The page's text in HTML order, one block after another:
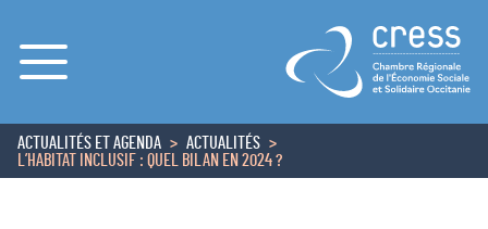
Menu
ACCUEIL
ACTUALITÉS ET AGENDA
ACTUALITÉS
L’HABITAT INCLUSIF : QUEL BILAN EN 2024 ?